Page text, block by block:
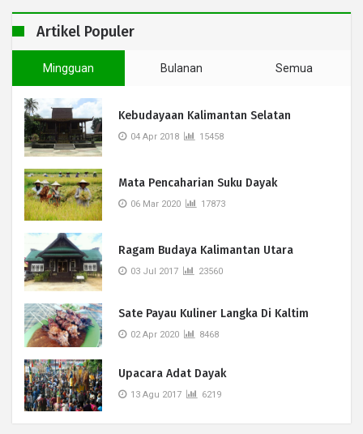
Artikel Populer
Mingguan Bulanan Semua
Kebudayaan Kalimantan Selatan
04 Apr 2018 15458
Mata Pencaharian Suku Dayak
06 Mar 2020 17873
Ragam Budaya Kalimantan Utara
03 Jul 2017 23560
Sate Payau Kuliner Langka Di Kaltim
02 Apr 2020 8468
Upacara Adat Dayak
13 Agu 2017 6219